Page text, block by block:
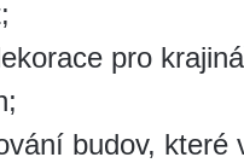
pro
budov, které